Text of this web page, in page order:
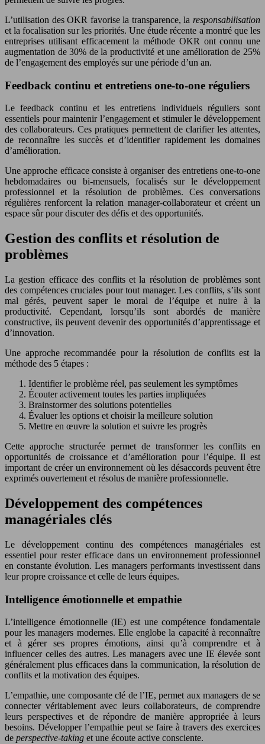
L’utilisation des OKR favorise la transparence, la responsabilisation
et la focalisation sur les priorités. Une étude récente a montré que les
entreprises utilisant efficacement la méthode OKR ont connu une
augmentation de 30% de la productivité et une amélioration de 25%
de l’engagement des employés sur une période d’un an.
Feedback continu et entretiens one-to-one réguliers
Le feedback continu et les entretiens individuels réguliers sont
essentiels pour maintenir l’engagement et stimuler le développement
des collaborateurs. Ces pratiques permettent de clarifier les attentes,
de reconnaître les succès et d’identifier rapidement les domaines
d’amélioration.
Une approche efficace consiste à organiser des entretiens one-to-one
hebdomadaires ou bi-mensuels, focalisés sur le développement
professionnel et la résolution de problèmes. Ces conversations
régulières renforcent la relation manager-collaborateur et créent un
espace sûr pour discuter des défis et des opportunités.
Gestion des conflits et résolution de
problèmes
La gestion efficace des conflits et la résolution de problèmes sont
des compétences cruciales pour tout manager. Les conflits, s’ils sont
mal gérés, peuvent saper le moral de l’équipe et nuire à la
productivité. Cependant, lorsqu’ils sont abordés de manière
constructive, ils peuvent devenir des opportunités d’apprentissage et
d’innovation.
Une approche recommandée pour la résolution de conflits est la
méthode des 5 étapes :
Identifier le problème réel, pas seulement les symptômes
Écouter activement toutes les parties impliquées
Brainstormer des solutions potentielles
Évaluer les options et choisir la meilleure solution
Mettre en œuvre la solution et suivre les progrès
Cette approche structurée permet de transformer les conflits en
opportunités de croissance et d’amélioration pour l’équipe. Il est
important de créer un environnement où les désaccords peuvent être
exprimés ouvertement et résolus de manière professionnelle.
Développement des compétences
managériales clés
Le développement continu des compétences managériales est
essentiel pour rester efficace dans un environnement professionnel
en constante évolution. Les managers performants investissent dans
leur propre croissance et celle de leurs équipes.
Intelligence émotionnelle et empathie
L’intelligence émotionnelle (IE) est une compétence fondamentale
pour les managers modernes. Elle englobe la capacité à reconnaître
et à gérer ses propres émotions, ainsi qu’à comprendre et à
influencer celles des autres. Les managers avec une IE élevée sont
généralement plus efficaces dans la communication, la résolution de
conflits et la motivation des équipes.
L’empathie, une composante clé de l’IE, permet aux managers de se
connecter véritablement avec leurs collaborateurs, de comprendre
leurs perspectives et de répondre de manière appropriée à leurs
besoins. Développer l’empathie peut se faire à travers des exercices
de perspective-taking et une écoute active consciente.